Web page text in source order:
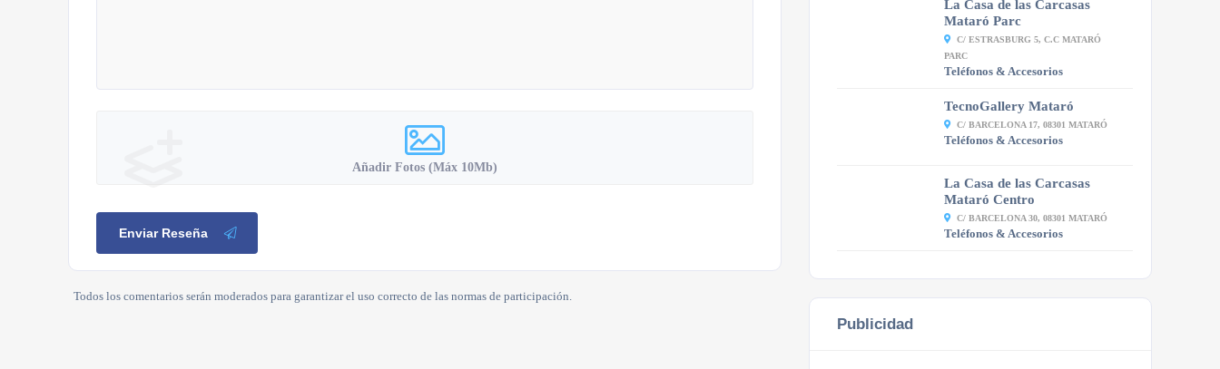
Añadir Fotos (Máx 10Mb)
Enviar Reseña
Todos los comentarios serán moderados para garantizar el uso correcto de las normas de participación.
La Casa de las Carcasas
Mataró Parc
C/ ESTRASBURG 5, C.C MATARÓ
PARC
Teléfonos & Accesorios
TecnoGallery Mataró
C/ BARCELONA 17, 08301 MATARÓ
Teléfonos & Accesorios
La Casa de las Carcasas
Mataró Centro
C/ BARCELONA 30, 08301 MATARÓ
Teléfonos & Accesorios
Publicidad